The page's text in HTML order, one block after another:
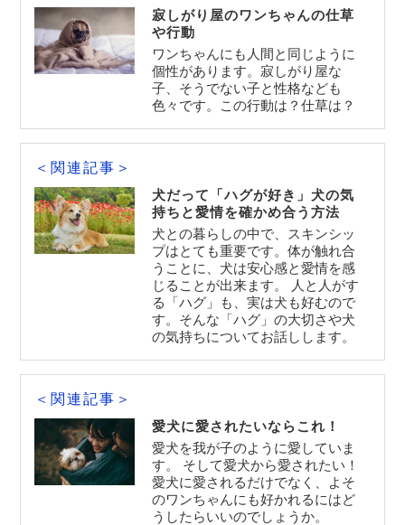
寂しがり屋のワンちゃんの仕草
や行動
ワンちゃんにも人間と同じように
個性があります。寂しがり屋な
子、そうでない子と性格なども
色々です。この行動は？仕草は？
＜関連記事＞
犬だって「ハグが好き」犬の気
持ちと愛情を確かめ合う方法
犬との暮らしの中で、スキンシッ
プはとても重要です。体が触れ合
うことに、犬は安心感と愛情を感
じることが出来ます。 人と人がす
る「ハグ」も、実は犬も好むので
す。そんな「ハグ」の大切さや犬
の気持ちについてお話しします。
＜関連記事＞
愛犬に愛されたいならこれ！
愛犬を我が子のように愛していま
す。 そして愛犬から愛されたい！
愛犬に愛されるだけでなく、よそ
のワンちゃんにも好かれるにはど
うしたらいいのでしょうか。